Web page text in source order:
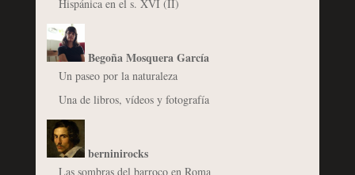
Hispánica en el s. XVI (II)
Begoña Mosquera García
Un paseo por la naturaleza
Una de libros, vídeos y fotografía
berninirocks
Las sombras del barroco en Roma